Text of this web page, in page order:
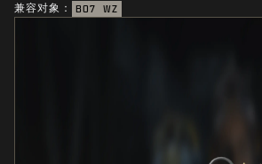
兼容对象： BO7 WZ